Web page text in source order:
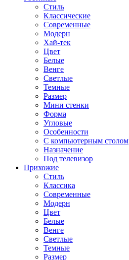
Стиль
Классические
Современные
Модерн
Хай-тек
Цвет
Белые
Венге
Светлые
Темные
Размер
Мини стенки
Форма
Угловые
Особенности
С компьютерным столом
Назначение
Под телевизор
Прихожие
Стиль
Классика
Современные
Модерн
Цвет
Белые
Венге
Светлые
Темные
Размер